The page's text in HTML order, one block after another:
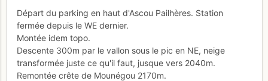
Départ du parking en haut d'Ascou Pailhères. Station
fermée depuis le WE dernier.
Montée idem topo.
Descente 300m par le vallon sous le pic en NE, neige
transformée juste ce qu'il faut, jusque vers 2040m.
Remontée crête de Mounégou 2170m.